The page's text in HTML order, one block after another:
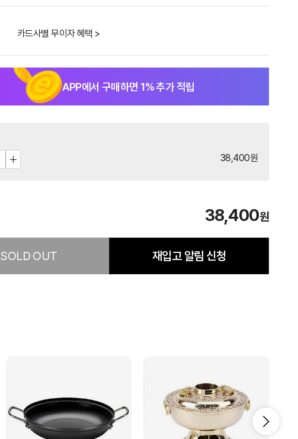
카드사별 무이자 혜택 >
APP에서 구매하면 1% 추가 적립
38,400원
38,400원
SOLD OUT 재입고 알림 신청